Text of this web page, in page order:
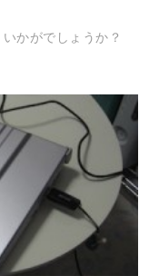
かがでしょうか？